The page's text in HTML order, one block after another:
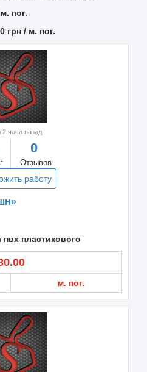
пог.
грн / м. пог.
2 часа назад
0
Отзывов
работу
пвх пластикового
м. пог.